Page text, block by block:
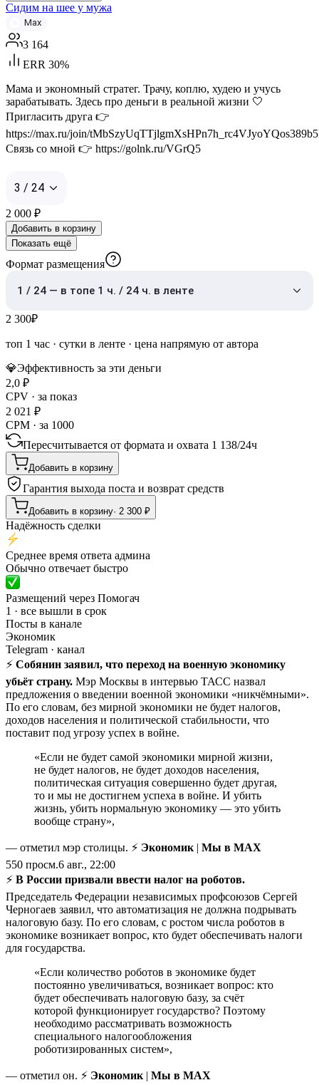
Сидим на шее у мужа
Max
3 164
ERR 30%
Мама и экономный стратег. Трачу, коплю, худею и учусь
зарабатывать. Здесь про деньги в реальной жизни 🤍
Пригласить друга 👉
https://max.ru/join/
Связь со мной 👉 https://golnk.ru/VGrQ5
3 / 24
2 000 ₽
Добавить в корзину
Показать ещё
Формат размещения
1 / 24 — в топе 1 ч. / 24 ч. в ленте
2 300₽
топ 1 час · сутки в ленте · цена напрямую от автора
💎Эффективность за эти деньги
2,0 ₽
CPV · за показ
2 021 ₽
CPM · за 1000
Пересчитывается от формата и охвата 1 138/24ч
Добавить в корзину
Гарантия выхода поста и возврат средств
Добавить в корзину· 2 300 ₽
Надёжность сделки
Среднее время ответа админа
Обычно отвечает быстро
Размещений через Помогач
1 · все вышли в срок
Посты в канале
Экономик
Telegram · канал
⚡️ Собянин заявил, что переход на военную экономику
убьёт страну. Мэр Москвы в интервью ТАСС назвал
предложения о введении военной экономики «никчёмными».
По его словам, без мирной экономики не будет налогов,
доходов населения и политической стабильности, что
поставит под угрозу успех в войне.
«Если не будет самой экономики мирной жизни,
не будет налогов, не будет доходов населения,
политическая ситуация совершенно будет другая,
то и мы не достигнем успеха в войне. И убить
жизнь, убить нормальную экономику — это убить
вообще страну»,
— отметил мэр столицы. ⚡ Экономик | Мы в MAX
550 просм.6 авг., 22:00
⚡️ В России призвали ввести налог на роботов.
Председатель Федерации независимых профсоюзов Сергей
Черногаев заявил, что автоматизация не должна подрывать
налоговую базу. По его словам, с ростом числа роботов в
экономике возникает вопрос, кто будет обеспечивать налоги
для государства.
«Если количество роботов в экономике будет
постоянно увеличиваться, возникает вопрос: кто
будет обеспечивать налоговую базу, за счёт
которой функционирует государство? Поэтому
необходимо рассматривать возможность
специального налогообложения
роботизированных систем»,
— отметил он. ⚡ Экономик | Мы в MAX